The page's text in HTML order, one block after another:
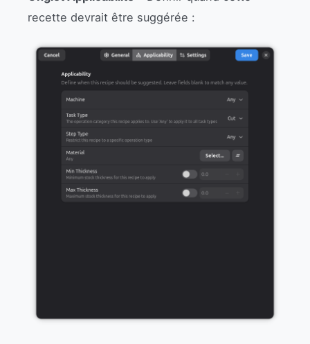
recette devrait être suggérée :